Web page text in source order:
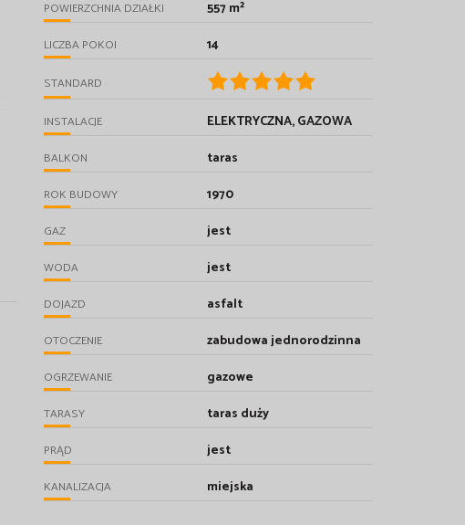
POWIERZCHNIA DZIAŁKI 557 m²
LICZBA POKOI 14
STANDARD
INSTALACJE ELEKTRYCZNA, GAZOWA
BALKON taras
ROK BUDOWY 1970
GAZ jest
WODA jest
DOJAZD asfalt
OTOCZENIE zabudowa jednorodzinna
OGRZEWANIE gazowe
TARASY taras duży
PRĄD jest
KANALIZACJA miejska